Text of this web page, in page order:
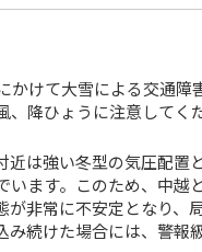
かけて大雪による交通
降ひょうに注意してく
は強い冬型の気圧配
います。このため、中
が非常に不安定となり
続けた場合には、警報